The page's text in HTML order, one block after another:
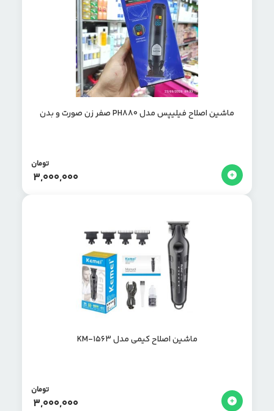
ماشین اصلاح فیلیپس مدل PH880 صفر زن صورت و بدن
3,000,000
تومان
ماشین اصلاح کیمی مدل KM-1563
3,000,000
تومان